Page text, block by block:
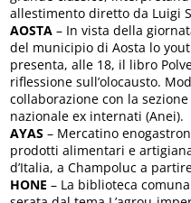
allestimento diretto da Luigi
AOSTA – In vista della
del municipio di Aosta lo
presenta, alle 18, il libro
riflessione sull’olocausto.
collaborazione con la
nazionale ex internati (Anei).
AYAS – Mercatino
prodotti alimentari e
d’Italia, a Champoluc a
HONE – La biblioteca